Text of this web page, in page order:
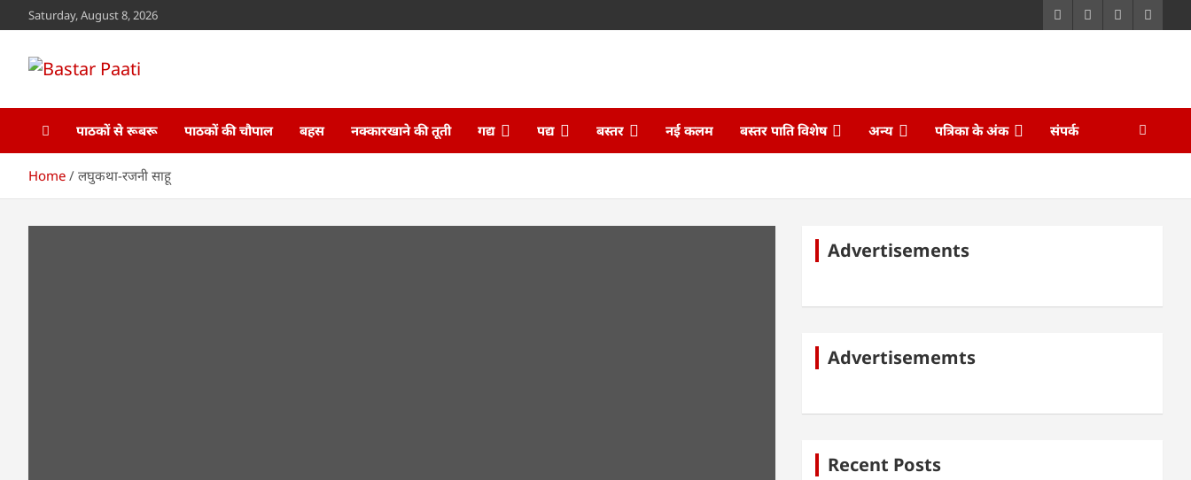
to
Saturday, August 8, 2026
Bastar Paati
पाठकों से रूबरू पाठकों की चौपाल बहस नक्कारखाने की तूती गद्य पद्य बस्तर नई कलम बस्तर पाति विशेष अन्य पत्रिका के अंक संपर्क
Home लघुकथा-रजनी साहू
Advertisements
Advertisememts
Recent Posts